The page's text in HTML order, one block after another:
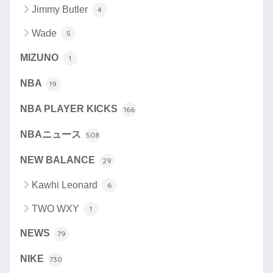
Jimmy Butler 4
Wade 5
MIZUNO 1
NBA 19
NBA PLAYER KICKS 166
NBAニュース 508
NEW BALANCE 29
Kawhi Leonard 6
TWO WXY 1
NEWS 79
NIKE 730